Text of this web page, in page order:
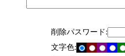
削除パスワード:
文字色: